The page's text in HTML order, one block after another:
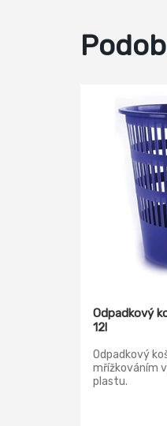
Odpadkový
12l
Odpadkový
mřížkováním
plastu.